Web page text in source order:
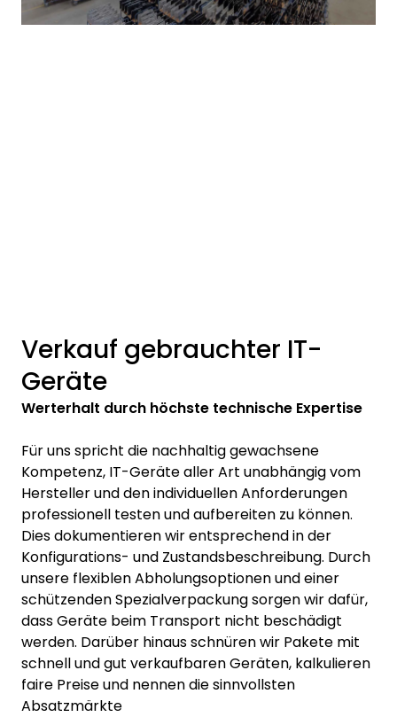
Verkauf gebrauchter IT-
Geräte
Werterhalt durch höchste technische Expertise
Für uns spricht die nachhaltig gewachsene
Kompetenz, IT-Geräte aller Art unabhängig vom
Hersteller und den individuellen Anforderungen
professionell testen und aufbereiten zu können.
Dies dokumentieren wir entsprechend in der
Konfigurations- und Zustandsbeschreibung. Durch
unsere flexiblen Abholungsoptionen und einer
schützenden Spezialverpackung sorgen wir dafür,
dass Geräte beim Transport nicht beschädigt
werden. Darüber hinaus schnüren wir Pakete mit
schnell und gut verkaufbaren Geräten, kalkulieren
faire Preise und nennen die sinnvollsten
Absatzmärkte